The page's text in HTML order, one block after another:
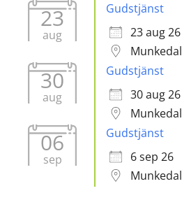
23
aug
Gudstjänst
23 aug 26
Munkedal
30
aug
Gudstjänst
30 aug 26
Munkedal
06
sep
Gudstjänst
6 sep 26
Munkedal